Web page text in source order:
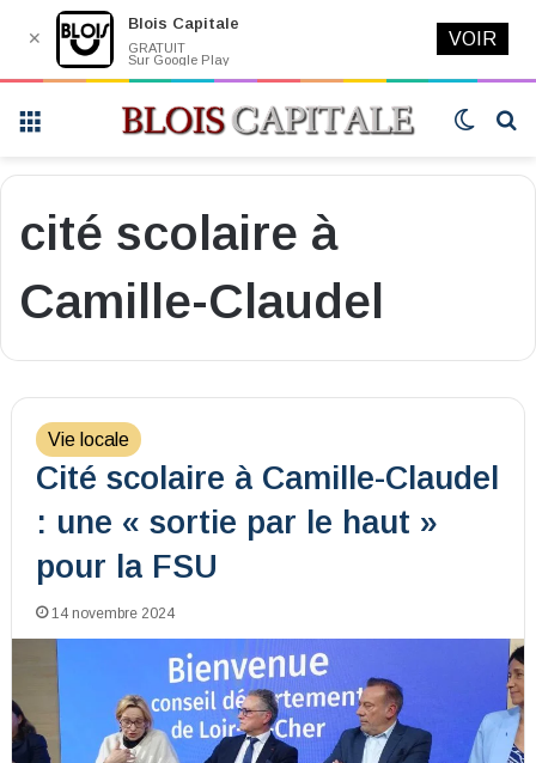
Switch
cité scolaire à
Camille-Claudel
Vie locale
Cité scolaire à Camille-Claudel
: une « sortie par le haut »
pour la FSU
14 novembre 2024
✕
Blois Capitale
GRATUIT
Sur Google Play
VOIR